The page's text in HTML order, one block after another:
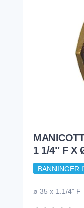
1 1/4" F X
BANNINGER
ø 35 x 1.1/4"